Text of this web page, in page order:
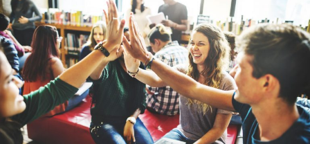
de
Vida
y
Desarrollo
Carrera
¿QUÉ
HACEMOS?
MATERIAL